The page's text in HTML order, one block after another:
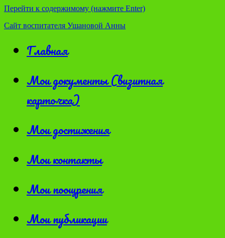
Перейти к содержимому (нажмите Enter)
Сайт воспитателя Ушановой Анны
Главная
Мои документы (визитная
карточка)
Мои достижения
Мои контакты
Мои поощрения
Мои публикации